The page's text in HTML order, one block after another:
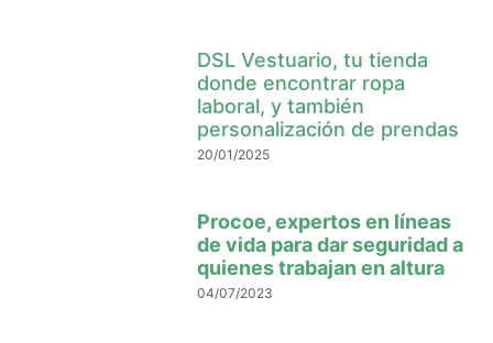
DSL Vestuario, tu tienda
donde encontrar ropa
laboral, y también
personalización de prendas
20/01/2025
Procoe, expertos en líneas
de vida para dar seguridad a
quienes trabajan en altura
04/07/2023